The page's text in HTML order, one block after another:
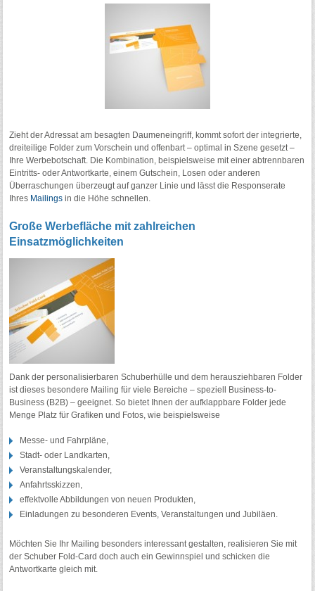
Zieht der Adressat am besagten Daumeneingriff, kommt sofort der integrierte,
dreiteilige Folder zum Vorschein und offenbart – optimal in Szene gesetzt –
Ihre Werbebotschaft. Die Kombination, beispielsweise mit einer abtrennbaren
Eintritts- oder Antwortkarte, einem Gutschein, Losen oder anderen
Überraschungen überzeugt auf ganzer Linie und lässt die Responserate
Ihres Mailings in die Höhe schnellen.
Große Werbefläche mit zahlreichen
Einsatzmöglichkeiten
Dank der personalisierbaren Schuberhülle und dem herausziehbaren Folder
ist dieses besondere Mailing für viele Bereiche – speziell Business-to-
Business (B2B) – geeignet. So bietet Ihnen der aufklappbare Folder jede
Menge Platz für Grafiken und Fotos, wie beispielsweise
Messe- und Fahrpläne,
Stadt- oder Landkarten,
Veranstaltungskalender,
Anfahrtsskizzen,
effektvolle Abbildungen von neuen Produkten,
Einladungen zu besonderen Events, Veranstaltungen und Jubiläen.
Möchten Sie Ihr Mailing besonders interessant gestalten, realisieren Sie mit
der Schuber Fold-Card doch auch ein Gewinnspiel und schicken die
Antwortkarte gleich mit.